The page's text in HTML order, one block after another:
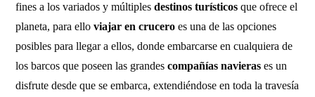
fines a los variados y múltiplesdestinos turísticos que ofrece el
planeta, para elloviajar en crucero es una de las opciones
posibles para llegar a ellos, donde embarcarse en cualquiera de
los barcos que poseen las grandescompañías navieras es un
disfrute desde que se embarca, extendiéndose en toda la travesía